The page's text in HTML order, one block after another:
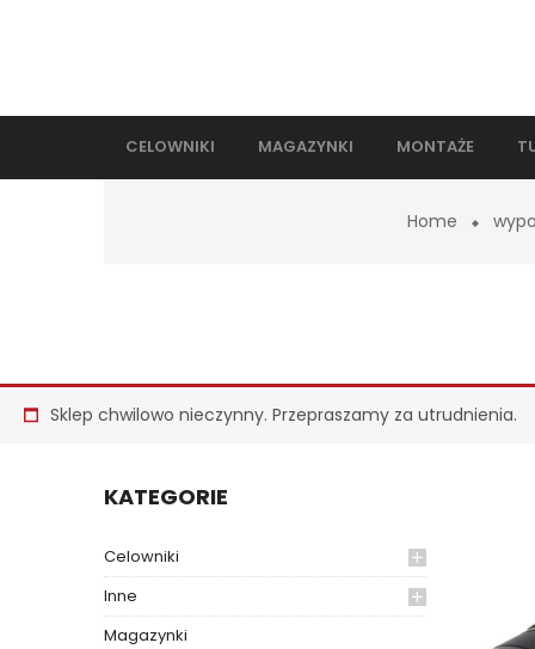
CELOWNIKI MAGAZYNKI MONTAŻE
Home
Sklep chwilowo nieczynny. Przepraszamy za utrudnienia.
KATEGORIE
Celowniki
Inne
Magazynki